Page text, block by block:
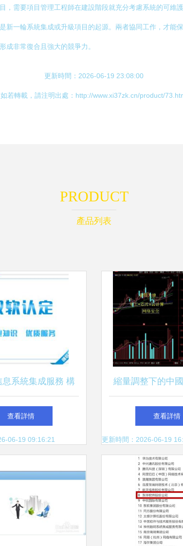
，需要項目管理工程師在建設階段就充分考慮系統的可維
新一輪系統集成或升級項目的起源。兩者協同工作，才能
成非常復合且強大的競爭力。
更新時間：2026-06-19 23:08:00
如若轉載，請注明出處：http://www.xi37zk.cn/product/
PRODUCT
產品列表
息系統集成服務 構
字化轉型的基石
查看詳情
06-19 09:16:21
縮量調整下的中
機信息系統集成服
蓄勢
查看詳情
更新時間：2026-06-19